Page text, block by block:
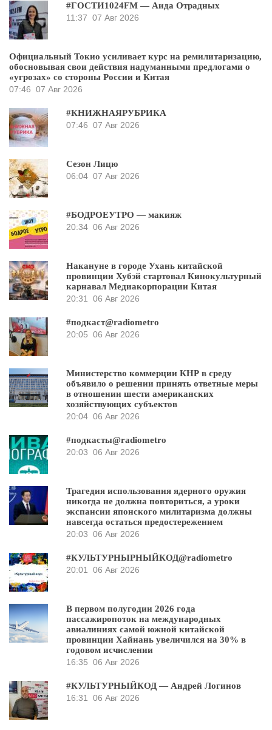
#ГОСТИ1024FM — Аида Отрадных
11:37 07 Авг 2026
Официальный Токио усиливает курс на ремилитаризацию,
обосновывая свои действия надуманными предлогами о
«угрозах» со стороны России и Китая
07:46 07 Авг 2026
#КНИЖНАЯРУБРИКА
07:46 07 Авг 2026
Сезон Лицю
06:04 07 Авг 2026
#БОДРОЕУТРО — макияж
20:34 06 Авг 2026
Накануне в городе Ухань китайской
провинции Хубэй стартовал Кинокультурный
карнавал Медиакорпорации Китая
20:31
06 Авг 2026
#подкаст@radiometro
20:05 06 Авг 2026
Министерство коммерции КНР в среду
объявило о решении принять ответные меры
в отношении шести американских
хозяйствующих субъектов
20:04 06 Авг 2026
#подкасты@radiometro
20:03 06 Авг 2026
Трагедия использования ядерного оружия
никогда не должна повториться, а уроки
экспансии японского милитаризма должны
навсегда остаться предостережением
20:03 06 Авг 2026
#КУЛЬТУРНЫРНЫЙКОД@radiometro
20:01
06 Авг 2026
В первом полугодии 2026 года
пассажиропоток на международных
авиалиниях самой южной китайской
провинции Хайнань увеличился на 30% в
годовом исчислении
16:35 06 Авг 2026
#КУЛЬТУРНЫЙКОД — Андрей Логинов
16:31
06 Авг 2026